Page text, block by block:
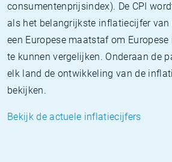
consumentenprijsindex). De CPI
als het belangrijkste inflatiecijfer van
een Europese maatstaf om
te kunnen vergelijken. Onderaan de
elk land de ontwikkeling van de
bekijken.
Bekijk de actuele inflatiecijfers